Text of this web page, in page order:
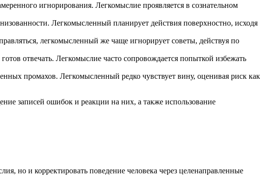
игнорирования. Легкомыслие проявляется в сознательном
Легкомысленный планирует действия поверхностно, исходя
легкомысленный же чаще игнорирует советы, действуя по
отвечать. Легкомыслие часто сопровождается попыткой избежать
промахов. Легкомысленный редко чувствует вину, оценивая риск как
записей ошибок и реакции на них, а также использование
но и корректировать поведение человека через целенаправленные